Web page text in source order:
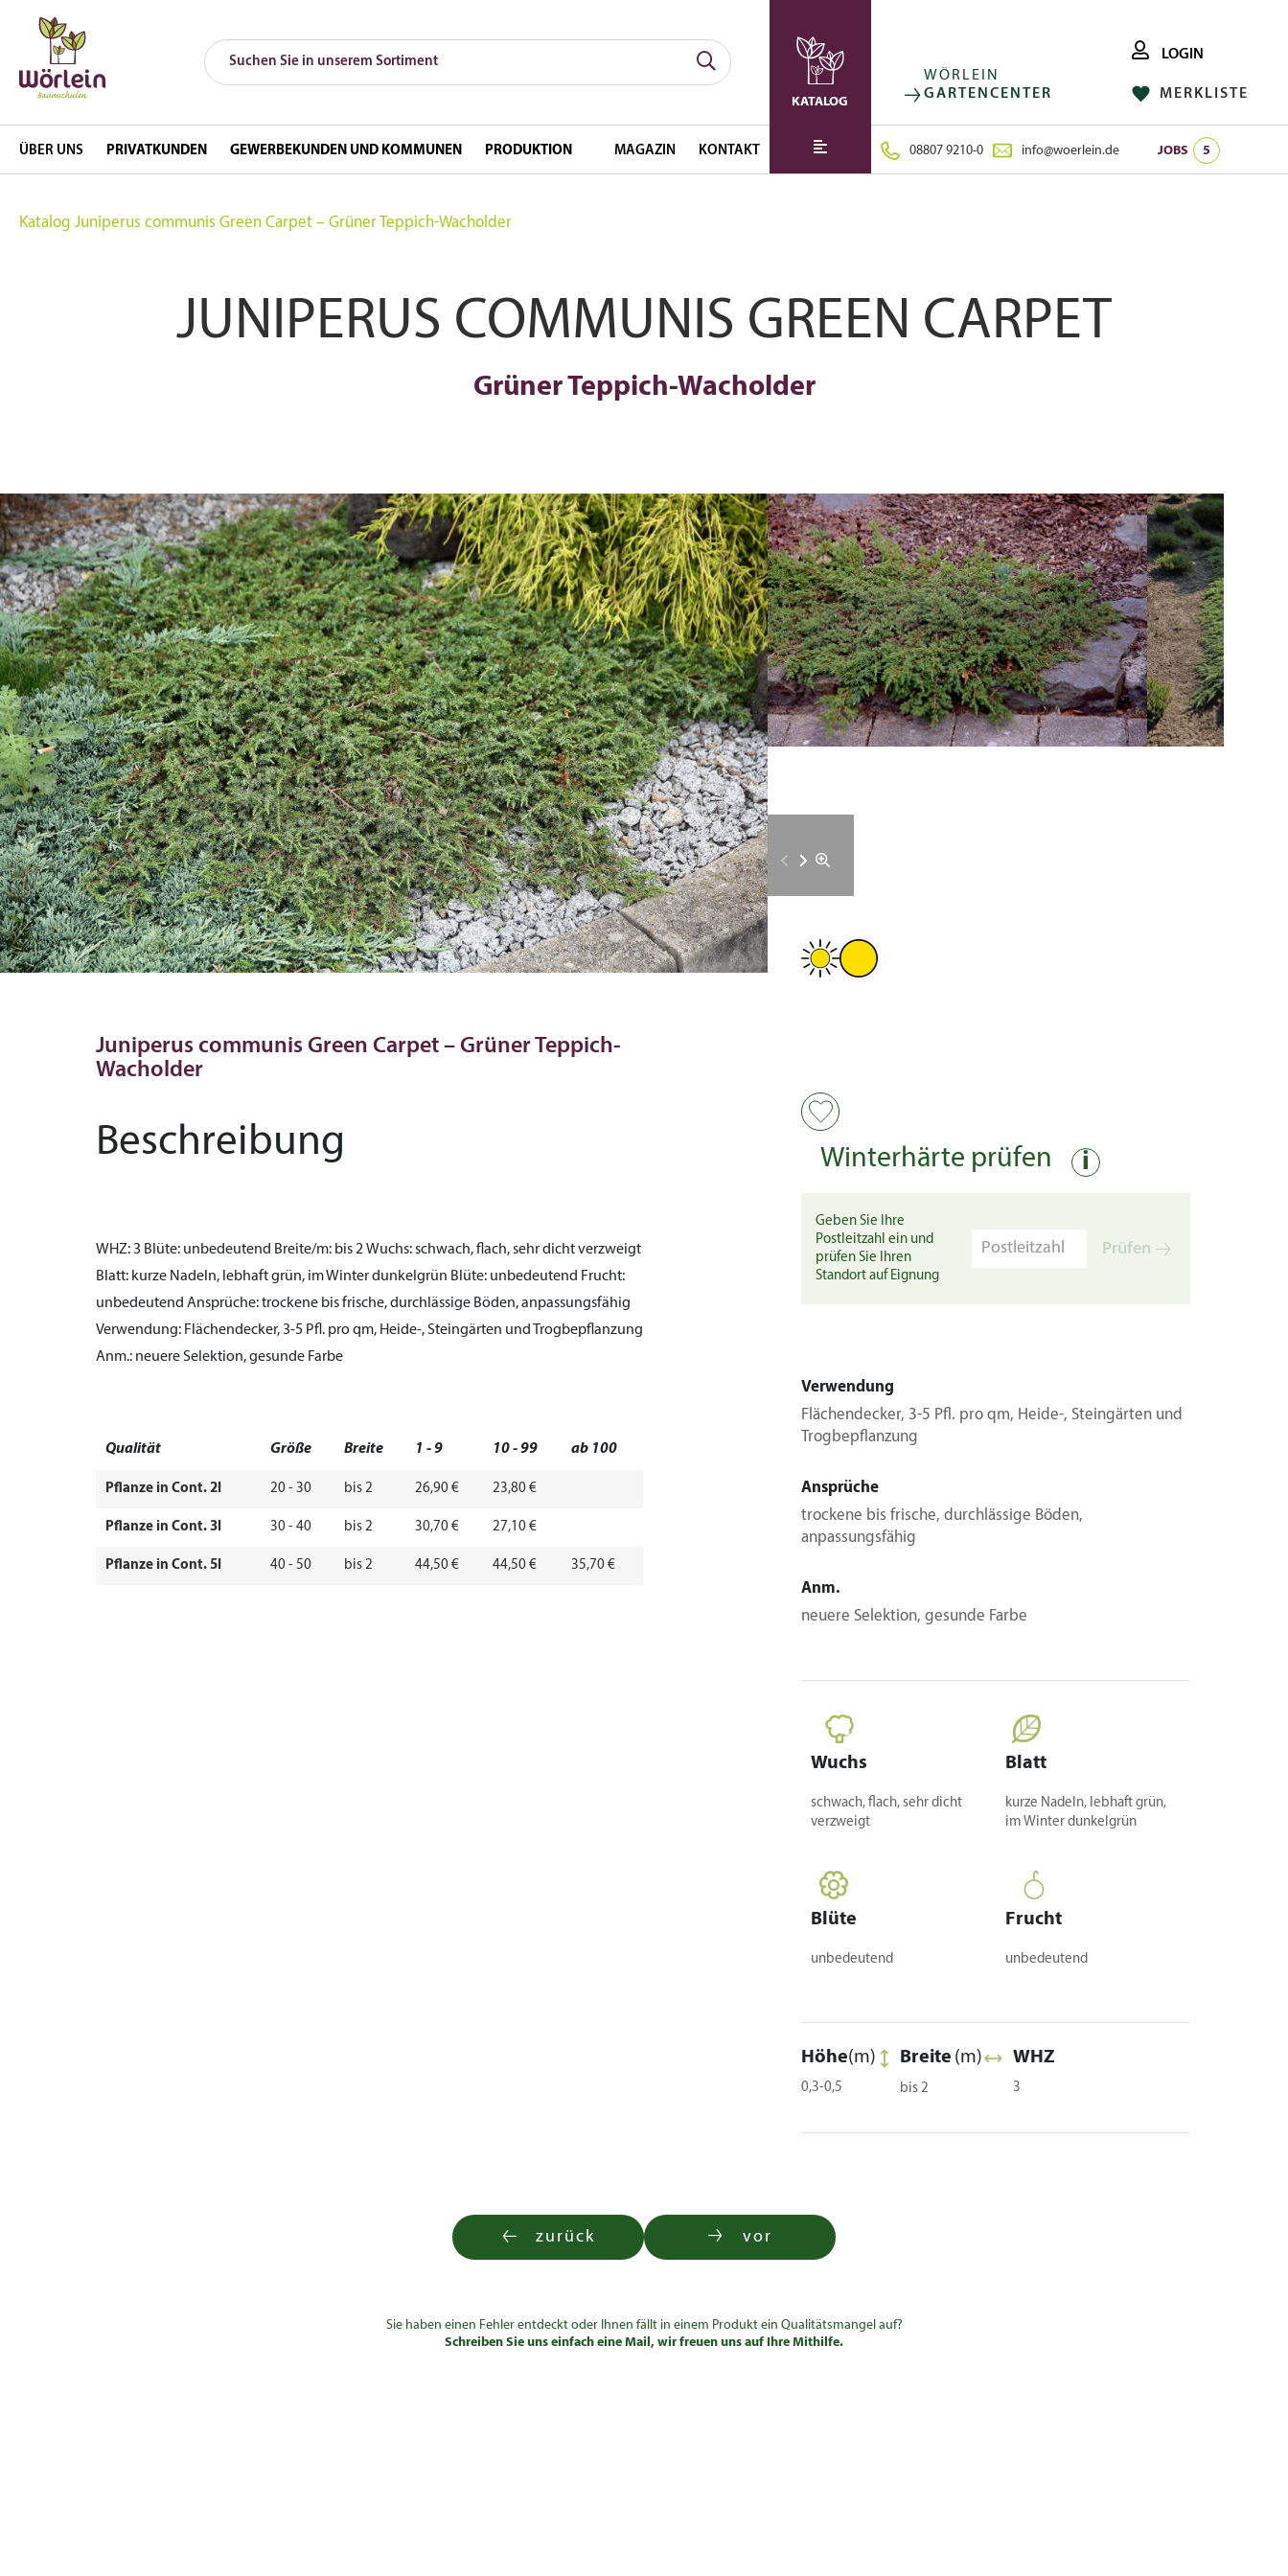
KATALOG
ÜBER UNS PRIVATKUNDEN GEWERBEKUNDEN UND KOMMUNEN PRODUKTION MAGAZIN KONTAKT
WÖRLEIN
GARTENCENTER
LOGIN
MERKLISTE
08807 9210-0 info@woerlein.de JOBS 5
FOLGE UNS AUF: INSTAGRAM FACEBOOK
Katalog Juniperus communis Green Carpet – Grüner Teppich-Wacholder
JUNIPERUS COMMUNIS GREEN CARPET
Grüner Teppich-Wacholder
Juniperus communis Green Carpet – Grüner Teppich-
Wacholder
Beschreibung
WHZ:3 Blüte: unbedeutend Breite/m: bis 2Wuchs:schwach, flach, sehr dicht verzweigt
Blatt: kurze Nadeln, lebhaft grün, im Winter dunkelgrün Blüte: unbedeutend Frucht:
unbedeutend Ansprüche:trockene bis frische, durchlässige Böden, anpassungsfähig
Verwendung: Flächendecker, 3-5 Pfl. pro qm, Heide-, Steingärten und Trogbepflanzung
Anm.: neuere Selektion, gesunde Farbe
Qualität Größe Breite 1 - 9 10 - 99 ab 100
Pflanze in Cont. 2l 20 - 30 bis 2 26,90 € 23,80 €
Pflanze in Cont. 3l 30 - 40 bis 2 30,70 € 27,10 €
Pflanze in Cont. 5l 40 - 50 bis 2 44,50 € 44,50 € 35,70 €
Winterhärte prüfen i
Geben Sie Ihre
Postleitzahl ein und
prüfen Sie Ihren
Standort auf Eignung
Prüfen
Verwendung
Flächendecker, 3-5 Pfl. pro qm, Heide-, Steingärten und
Trogbepflanzung
Ansprüche
trockene bis frische, durchlässige Böden,
anpassungsfähig
Anm.
neuere Selektion, gesunde Farbe
Wuchs
schwach, flach, sehr dicht
verzweigt
Blatt
kurze Nadeln, lebhaft grün,
im Winter dunkelgrün
Blüte
unbedeutend
Frucht
unbedeutend
Höhe(m)
0,3-0,5
Breite (m)
bis 2
WHZ
3
zurück vor
Sie haben einen Fehler entdeckt oder Ihnen fällt in einem Produkt ein Qualitätsmangel auf?
Schreiben Sie uns einfach eine Mail, wir freuen uns auf Ihre Mithilfe.